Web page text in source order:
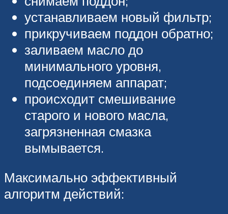
устанавливаем новый фильтр;
прикручиваем поддон обратно;
заливаем масло до
минимального уровня,
подсоединяем аппарат;
происходит смешивание
старого и нового масла,
загрязненная смазка
вымывается.
Максимально эффективный
алгоритм действий: